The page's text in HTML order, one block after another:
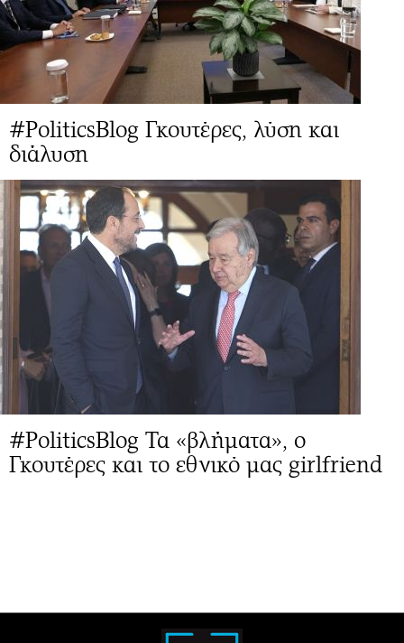
#PoliticsBlog Γκουτέρες, λύση και
διάλυση
#PoliticsBlog Τα «βλήματα», ο
Γκουτέρες και το εθνικό μας girlfriend